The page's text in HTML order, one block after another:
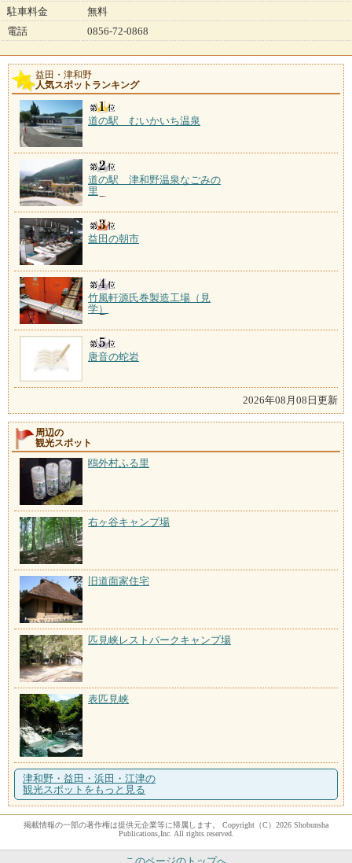
駐車料金
無料
電話
0856-72-0868
益田・津和野
人気スポットランキング
道の駅 むいかいち温泉
道の駅 津和野温泉なごみの
里
益田の朝市
竹風軒源氏巻製造工場（見
学）
唐音の蛇岩
2026年08月08日更新
周辺の
観光スポット
鴎外村ふる里
右ヶ谷キャンプ場
旧道面家住宅
匹見峡レストパークキャンプ場
表匹見峡
津和野・益田・浜田・江津の
観光スポットをもっと見る
掲載情報の一部の著作権は提供元企業等に帰属します。 Copyright（C）2026 Shobunsha
Publications,Inc. All rights reserved.